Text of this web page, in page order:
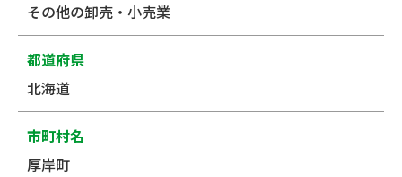
その他の卸売・小売業
都道府県
北海道
市町村名
厚岸町